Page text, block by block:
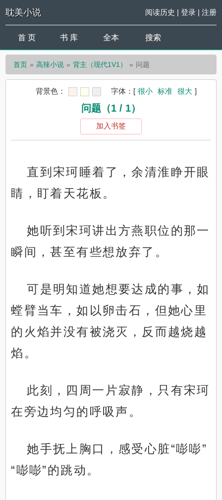
耽美小说 阅读历史 | 登录| 注册
首 页 书 库 全本 搜索
首页 高辣小说 背主（现代1V1） 问题
背景色： 字体： [ 很小 标准 很大 ]
问题（1 / 1）
加入书签
直到宋珂睡着了，余清淮睁开眼
睛，盯着天花板。
她听到宋珂讲出方燕职位的那一
瞬间，甚至有些想放弃了。
可是明知道她想要达成的事，如
螳臂当车，如以卵击石，但她心里
的火焰并没有被浇灭，反而越烧越
焰。
此刻，四周一片寂静，只有宋珂
在旁边均匀的呼吸声。
她手抚上胸口，感受心脏“嘭嘭”
“嘭嘭”的跳动。